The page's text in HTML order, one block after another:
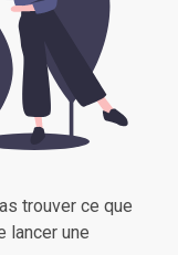
trouver ce que
lancer une